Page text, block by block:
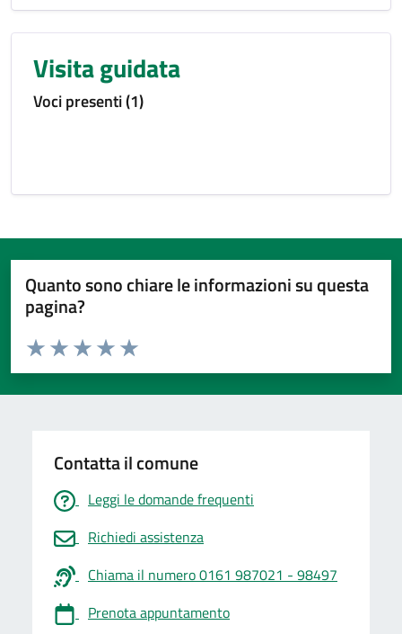
Visita guidata
Voci presenti (1)
Quanto sono chiare le informazioni su questa
pagina?
Valuta da 1 a 5 stelle la pagina
Valuta 5 stelle su 5
Valuta 4 stelle su 5
Valuta 3 stelle su 5
Valuta 2 stelle su 5
Valuta 1 stelle su 5
Contatta il comune
Leggi le domande frequenti
Richiedi assistenza
Chiama il numero 0161 987021 - 98497
Prenota appuntamento